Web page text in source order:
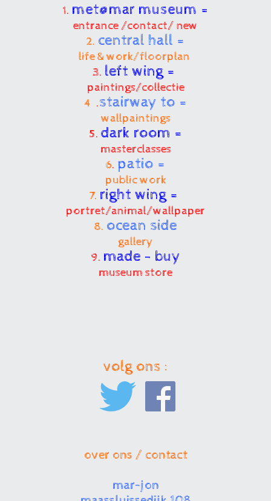
1. met@mar museum =
entrance /contact/ new
2. central hall =
life & work/floorplan
3. left wing =
paintings/collectie
4 .stairway to =
wallpaintings
5. dark room =
masterclasses
6. patio =
public work
7. right wing =
portret/animal/wallpaper
8. ocean side
gallery
9. made - buy
museum store
volg ons :
over ons / contact
mar-jon